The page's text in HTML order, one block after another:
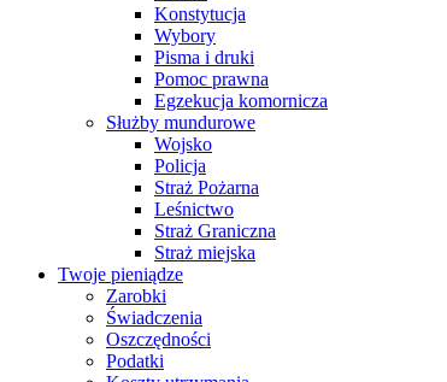
Konstytucja
Wybory
Pisma i druki
Pomoc prawna
Egzekucja komornicza
Służby mundurowe
Wojsko
Policja
Straż Pożarna
Leśnictwo
Straż Graniczna
Straż miejska
Twoje pieniądze
Zarobki
Świadczenia
Oszczędności
Podatki